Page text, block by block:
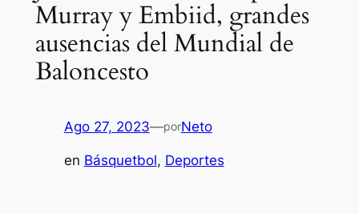
Murray y Embiid, grandes
ausencias del Mundial de
Baloncesto
Ago 27, 2023—porNeto
en Básquetbol, Deportes